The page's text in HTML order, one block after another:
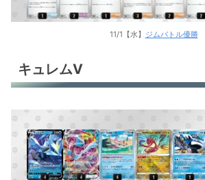
11/1【水】 ジムバトル優勝
キュレムV